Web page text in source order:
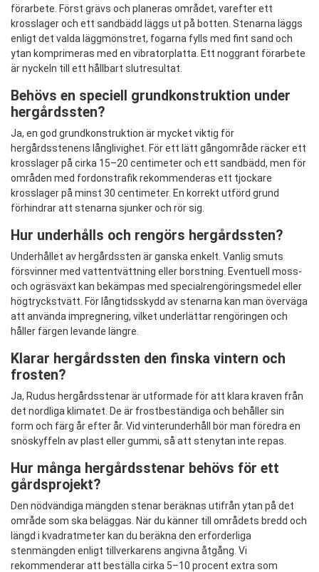
förarbete. Först grävs och planeras området, varefter ett
krosslager och ett sandbädd läggs ut på botten. Stenarna läggs
enligt det valda läggmönstret, fogarna fylls med fint sand och
ytan komprimeras med en vibratorplatta. Ett noggrant förarbete
är nyckeln till ett hållbart slutresultat.
Behövs en speciell grundkonstruktion under
hergårdssten?
Ja, en god grundkonstruktion är mycket viktig för
hergårdsstenens långlivighet. För ett lätt gångområde räcker ett
krosslager på cirka 15–20 centimeter och ett sandbädd, men för
områden med fordonstrafik rekommenderas ett tjockare
krosslager på minst 30 centimeter. En korrekt utförd grund
förhindrar att stenarna sjunker och rör sig.
Hur underhålls och rengörs hergårdssten?
Underhållet av hergårdssten är ganska enkelt. Vanlig smuts
försvinner med vattentvättning eller borstning. Eventuell moss-
och ogräsväxt kan bekämpas med specialrengöringsmedel eller
högtryckstvätt. För långtidsskydd av stenarna kan man överväga
att använda impregnering, vilket underlättar rengöringen och
håller färgen levande längre.
Klarar hergårdssten den finska vintern och
frosten?
Ja, Rudus hergårdsstenar är utformade för att klara kraven från
det nordliga klimatet. De är frostbeständiga och behåller sin
form och färg år efter år. Vid vinterunderhåll bör man föredra en
snöskyffeln av plast eller gummi, så att stenytan inte repas.
Hur många hergårdsstenar behövs för ett
gårdsprojekt?
Den nödvändiga mängden stenar beräknas utifrån ytan på det
område som ska beläggas. När du känner till områdets bredd och
längd i kvadratmeter kan du beräkna den erforderliga
stenmängden enligt tillverkarens angivna åtgång. Vi
rekommenderar att beställa cirka 5–10 procent extra som